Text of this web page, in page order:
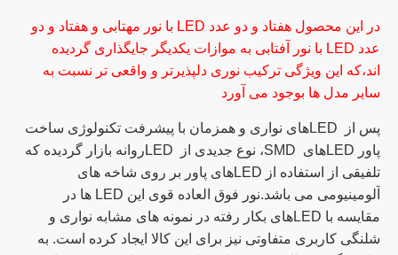
در این محصول هفتاد و دو عدد LED با نور مهتابی و هفتاد و دو
عدد LED با نور آفتابی به موازات یکدیگر جایگذاری گردیده
اند،که این ویژگی ترکیب نوری دلپذیرتر و واقعی تر نسبت به
سایر مدل ها بوجود می آورد
پس از LEDهای نواری و همزمان با پیشرفت تکنولوژی ساخت
پاور LEDهای SMD، نوع جدیدی از LED روانه بازار گردیده که
تلفیقی از استفاده از LEDهای پاور بر روی شاخه های
آلومینیومی می باشد.نور فوق العاده قوی این LED ها در
مقایسه با LEDهای بکار رفته در نمونه های مشابه نواری و
شلنگی کاربری متفاوتی نیز برای این کالا ایجاد کرده است. به